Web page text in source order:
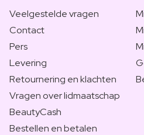
Veelgestelde vragen
Contact
Pers
Levering
Retournering en klachten
Vragen over lidmaatschap
BeautyCash
Bestellen en betalen